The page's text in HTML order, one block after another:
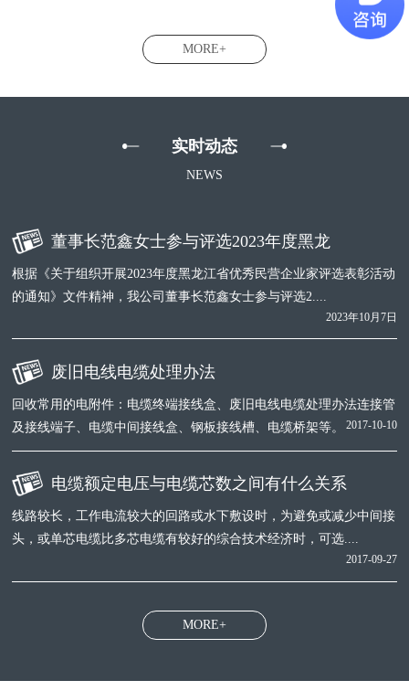
MORE+
实时动态
NEWS
董事长范鑫女士参与评选2023年度黑龙
根据《关于组织开展2023年度黑龙江省优秀民营企业家评选表彰活动
的通知》文件精神，我公司董事长范鑫女士参与评选2....
2023年10月7日
废旧电线电缆处理办法
回收常用的电附件：电缆终端接线盒、废旧电线电缆处理办法连接管
及接线端子、电缆中间接线盒、钢板接线槽、电缆桥架等。
2017-10-10
电缆额定电压与电缆芯数之间有什么关系
线路较长，工作电流较大的回路或水下敷设时，为避免或减少中间接
头，或单芯电缆比多芯电缆有较好的综合技术经济时，可选....
2017-09-27
MORE+